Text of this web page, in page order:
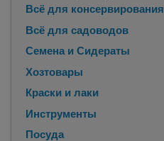
Всё для консервирования
Всё для садоводов
Семена и Сидераты
Хозтовары
Краски и лаки
Инструменты
Посуда